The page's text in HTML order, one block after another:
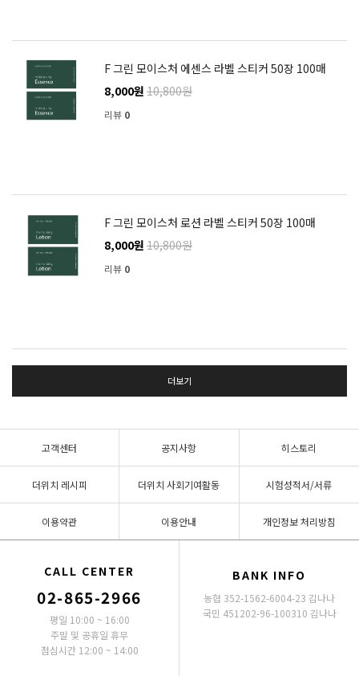
F 그린 모이스처 에센스 라벨 스티커 50장 100매
8,000원 10,800원
리뷰 0
F 그린 모이스처 로션 라벨 스티커 50장 100매
8,000원 10,800원
리뷰 0
더보기
고객센터 공지사항 히스토리
더위치 레시피 더위치 사회기여활동 시험성적서/서류
이용약관 이용안내 개인정보 처리방침
CALL CENTER
02-865-2966
평일 10:00 ~ 16:00
주말 및 공휴일 휴무
점심시간 12:00 ~ 14:00
BANK INFO
농협 352-1562-6004-23 김나나
국민 451202-96-100310 김나나